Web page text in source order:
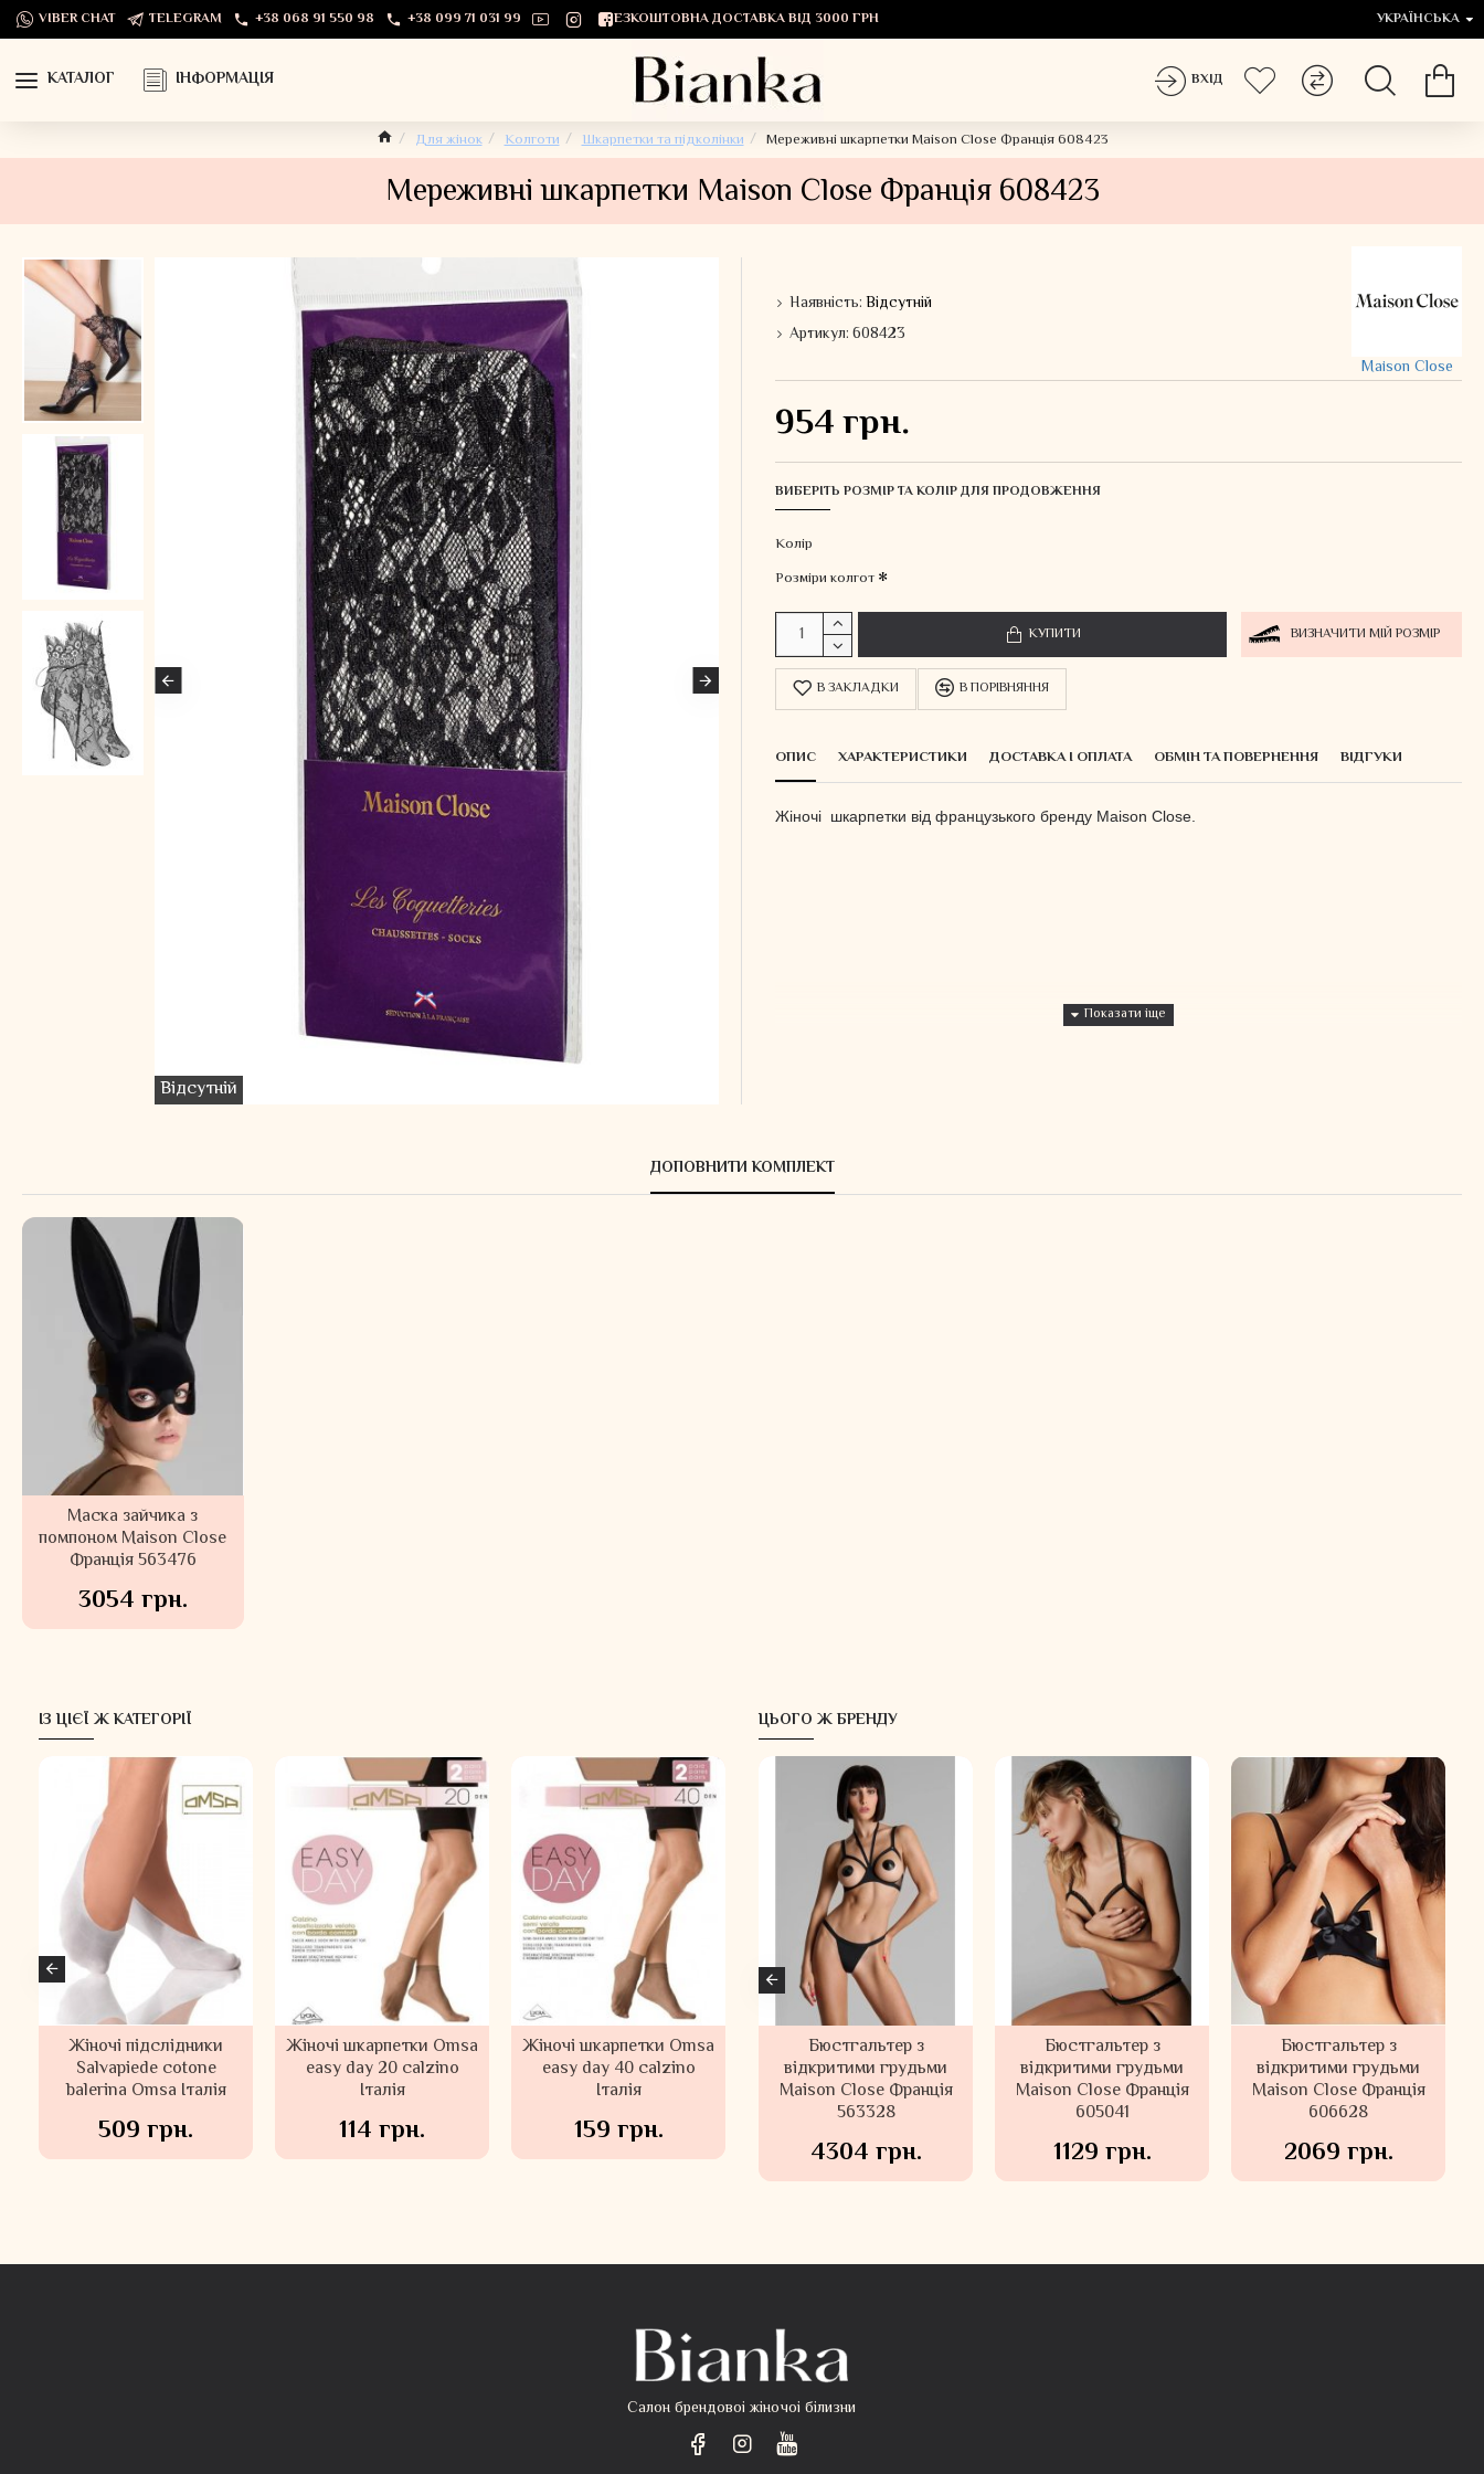
VIBER CHAT TELEGRAM +38 068 91 550 98 +38 099 71 031 99 БЕЗКОШТОВНА ДОСТАВКА ВІД 3000 ГРН УКРАЇНСЬКА
КАТАЛОГ ІНФОРМАЦІЯ ВХІД
Для жінок Колготи Шкарпетки та підколінки Мереживні шкарпетки Maison Close Франція 608423
Мереживні шкарпетки Maison Close Франція 608423
Відсутній
Наявність:Відсутній
Артикул:608423
Maison Close
954 грн.
ВИБЕРІТЬ РОЗМІР ТА КОЛІР ДЛЯ ПРОДОВЖЕННЯ
Колiр
Розміри колгот
КУПИТИ ВИЗНАЧИТИ МІЙ РОЗМІР
В ЗАКЛАДКИ В ПОРІВНЯННЯ
ОПИС ХАРАКТЕРИСТИКИ ДОСТАВКА І ОПЛАТА ОБМІН ТА ПОВЕРНЕННЯ ВІДГУКИ
Жіночі шкарпетки від французького бренду Maison Close.
ДОПОВНИТИ КОМПЛЕКТ
Маска зайчика з
помпоном Maison Close
Франція 563476
3054 грн.
ІЗ ЦІЄЇ Ж КАТЕГОРІЇ
Жіночі підслідники
Salvapiede cotone
balerina Omsa Італія
509 грн.
Жіночі шкарпетки Omsa
easy day 20 calzino
Італія
114 грн.
Жіночі шкарпетки Omsa
easy day 40 calzino
Італія
159 грн.
ЦЬОГО Ж БРЕНДУ
Боді із мікротюлі
Maison Close Франція
560816
5594 грн.
Бюстгальтер Maison
Close Франція 561516
4984 грн.
Бюстгальтер з
відкритими грудьми
Maison Close Франція
561402
5219 грн.
Бюстгальтер з
відкритими грудьми
Maison Close Франція
563328
4304 грн.
Бюстгальтер з
відкритими грудьми
Maison Close Франція
605041
1129 грн.
Бюстгальтер з
відкритими грудьми
Maison Close Франція
606628
2069 грн.
Салон брендовоі жіночоі білизни